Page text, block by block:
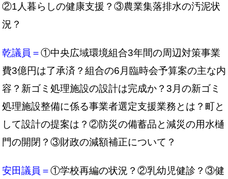
②1人暮らしの健康支援？③農業集落排水の汚泥状
況？
乾議員＝①中央広域環境組合3年間の周辺対策事業
費3億円は了承済？組合の6月臨時会予算案の主な内
容？新ゴミ処理施設の設計は完成か？3月の新ゴミ
処理施設整備に係る事業者選定支援業務とは？町と
して設計の提案は？②防災の備蓄品と減災の用水樋
門の開閉？③財政の減額補正について？
安田議員＝①学校再編の状況？②乳幼児健診？③健